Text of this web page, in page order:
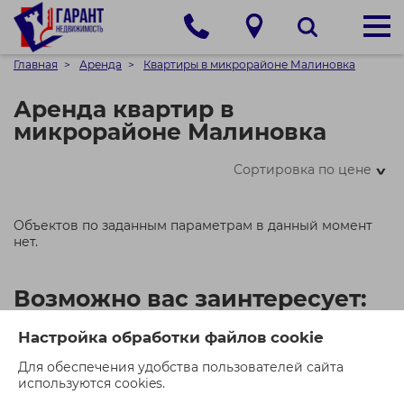
Настройка обработки файлов cookie
Для обеспечения удобства пользователей сайта
используются cookies.
Главная Аренда Квартиры в микрорайоне Малиновка
Аренда квартир в
микрорайоне Малиновка
Сортировка по цене>
Объектов по заданным параметрам в данный момент
нет.
Возможно вас заинтересует:
данный момент нет.